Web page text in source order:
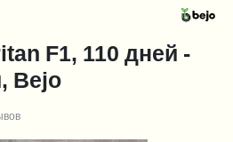
F1, 110 дней -
Bejo